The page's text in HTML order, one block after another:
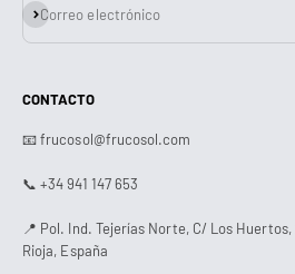
Correo electrónico
Suscribirse
CONTACTO
📧 frucosol@frucosol.com
📞 +34 941 147 653
📍 Pol. Ind. Tejerías Norte, C/ Los
Rioja, España